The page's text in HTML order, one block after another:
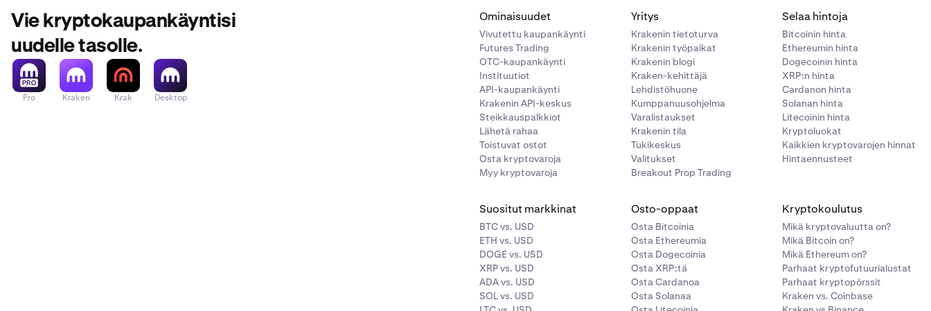
Vie kryptokaupankäyntisi
uudelle tasolle.
Pro Kraken Krak Desktop
Ominaisuudet
Vivutettu kaupankäynti
Futures Trading
OTC-kaupankäynti
Instituutiot
API-kaupankäynti
Krakenin API-keskus
Steikkauspalkkiot
Lähetä rahaa
Toistuvat ostot
Osta kryptovaroja
Myy kryptovaroja
Yritys
Krakenin tietoturva
Krakenin työpaikat
Krakenin blogi
Kraken-kehittäjä
Lehdistöhuone
Kumppanuusohjelma
Varalistaukset
Krakenin tila
Tukikeskus
Valitukset
Breakout Prop Trading
Selaa hintoja
Bitcoinin hinta
Ethereumin hinta
Dogecoinin hinta
XRP:n hinta
Cardanon hinta
Solanan hinta
Litecoinin hinta
Kryptoluokat
Kaikkien kryptovarojen hinnat
Hintaennusteet
Suositut markkinat
BTC vs. USD
ETH vs. USD
DOGE vs. USD
XRP vs. USD
ADA vs. USD
SOL vs. USD
Osto-oppaat
Osta Bitcoinia
Osta Ethereumia
Osta Dogecoinia
Osta XRP:tä
Osta Cardanoa
Osta Solanaa
Kryptokoulutus
Mikä kryptovaluutta on?
Mikä Bitcoin on?
Mikä Ethereum on?
Parhaat kryptofutuurialustat
Parhaat kryptopörssit
Kraken vs. Coinbase